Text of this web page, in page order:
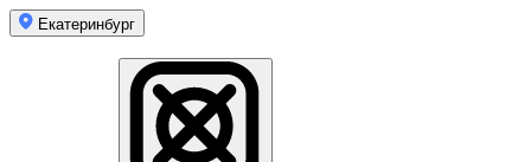
Екатеринбург